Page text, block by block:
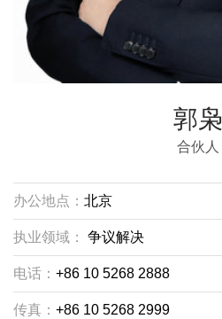
郭枭
合伙人
办公地点： 北京
执业领域： 争议解决
电话： +86 10 5268 2888
传真： +86 10 5268 2999